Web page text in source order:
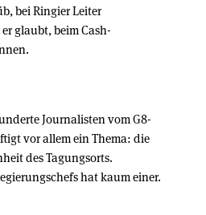
bei Ringier Leiter
glaubt, beim Cash-
Journalisten vom G8-
vor allem ein Thema: die
des Tagungsorts.
hat kaum einer.